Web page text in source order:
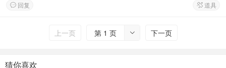
 回复  道具
上一页 
第 1 页 下一页
猜你喜欢